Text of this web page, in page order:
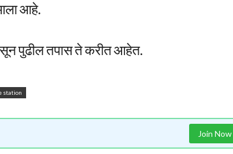
आहे.
पुढील तपास ते करीत आहेत.
station
Join Now